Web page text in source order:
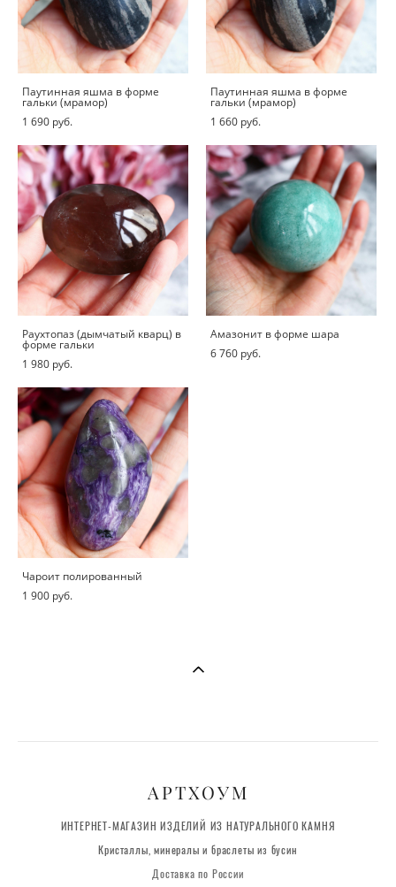
Паутинная яшма в форме
гальки (мрамор)
1 690 pуб.
Паутинная яшма в форме
гальки (мрамор)
1 660 pуб.
Раухтопаз (дымчатый кварц) в
форме гальки
1 980 pуб.
Амазонит в форме шара
6 760 pуб.
Чароит полированный
1 900 pуб.
АРТХОУМ
ИНТЕРНЕТ-МАГАЗИН ИЗДЕЛИЙ ИЗ НАТУРАЛЬНОГО КАМНЯ
Кристаллы, минералы и браслеты из бусин
Доставка по России